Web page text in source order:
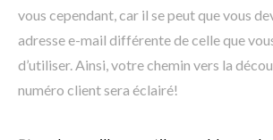
vous cependant, car il se peut que vous
adresse e-mail différente de celle que
d’utiliser. Ainsi, votre chemin vers la
numéro client sera éclairé!